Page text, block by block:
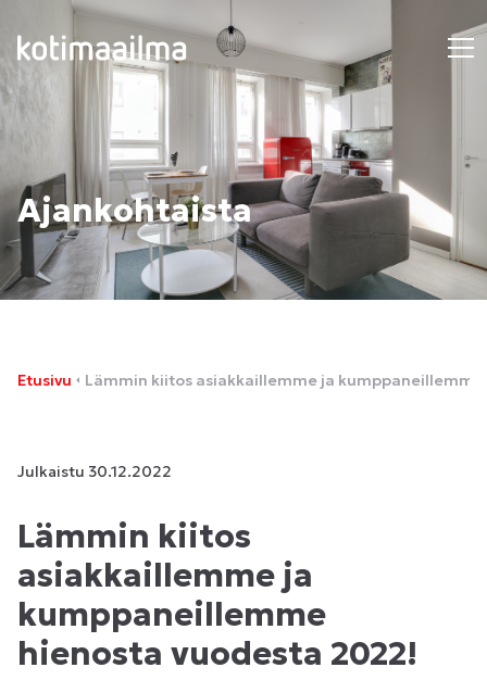
Ajankohtaista
Etusivu Lämmin kiitos asiakkaillemme ja
Julkaistu 30.12.2022
Lämmin kiitos
asiakkaillemme ja
kumppaneillemme
hienosta vuodesta 2022!